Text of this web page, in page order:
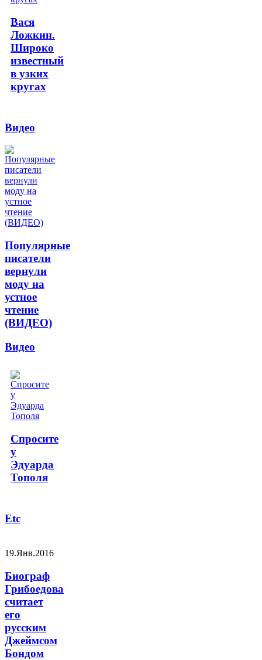
Вася
Ложкин.
Широко
известный
в узких
кругах
Видео
Популярные
писатели
вернули
моду на
устное
чтение
(ВИДЕО)
Видео
Спросите
у
Эдуарда
Тополя
Etc
19.Янв.2016
Биограф
Грибоедова
считает
его
русским
Джеймсом
Бондом